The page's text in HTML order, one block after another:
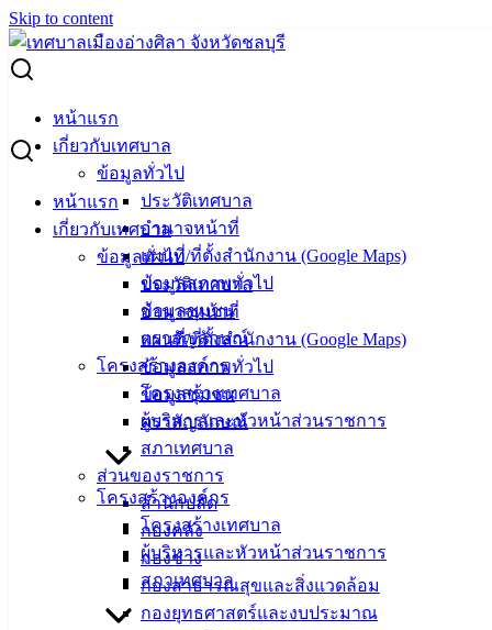
Skip to content
หน้าแรก
เกี่ยวกับเทศบาล
ข้อมูลทั่วไป
ประวัติเทศบาล
อำนาจหน้าที่
แผนที่/ที่ตั้งสำนักงาน (Google Maps)
ข้อมูลสภาพทั่วไป
ข้อมูลชุมชน
ตราสัญลักษณ์
โครงสร้างองค์กร
โครงสร้างเทศบาล
ผู้บริหารและหัวหน้าส่วนราชการ
สภาเทศบาล
ส่วนของราชการ
สำนักปลัด
กองคลัง
กองช่าง
กองสาธารณสุขและสิ่งแวดล้อม
กองยุทธศาสตร์และงบประมาณ
หน้าแรก
เกี่ยวกับเทศบาล
ข้อมูลทั่วไป
ประวัติเทศบาล
อำนาจหน้าที่
แผนที่/ที่ตั้งสำนักงาน (Google Maps)
ข้อมูลสภาพทั่วไป
ข้อมูลชุมชน
ตราสัญลักษณ์
โครงสร้างองค์กร
โครงสร้างเทศบาล
ผู้บริหารและหัวหน้าส่วนราชการ
สภาเทศบาล
Search for:
นัดตรวจรับงาน โครงการก่อสร้างสวนสาธารณะเทศบาลเมือง
อ่างศิลา
นัดตรวจรับงาน โครงการก่อสร้างสวน
สาธารณะเทศบาลเมืองอ่างศิลา
กันยายน 17, 2025 กันยายน 17, 2025
โครงการก่อสร้างสวนสาธารณะเทศบาลเมืองอ่างศิลา
เมืองอ่าง